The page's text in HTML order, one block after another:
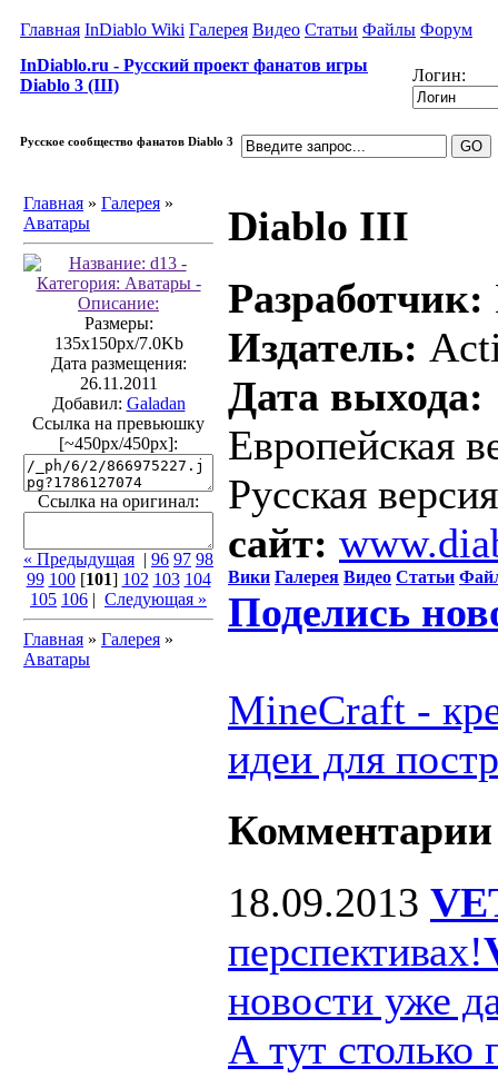
Главная InDiablo Wiki Галерея Видео Статьи Файлы Форум
InDiablo.ru - Русский проект фанатов игры
Diablo 3 (III)
Логин:
Русское сообщество фанатов Diablo 3
Главная » Галерея »
Аватары
Размеры:
135x150px/7.0Kb
Дата размещения:
26.11.2011
Добавил: Galadan
Ссылка на превьюшку
[~450px/450px]:
Ссылка на оригинал:
« Предыдущая | 96 97 98
99 100[101] 102 103 104
105 106 | Следующая »
Главная » Галерея »
Аватары
Diablo III
Разработчик:
Издатель:
Дата выхода:
Европейская
Русская
сайт:
Вики Галерея Видео Статьи
Поделись
MineCraft -
идеи для
Комментарии
18.09.2013
перспективах!
новости уже
А тут